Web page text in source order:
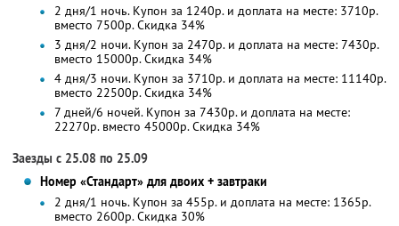
2 дня/1 ночь. Купон за 1240р. и доплата на месте: 3710р.
вместо 7500р.Скидка 34%
3 дня/2 ночи. Купон за 2470р. и доплата на месте: 7430р.
вместо 15000р. Скидка 34%
4 дня/3 ночи. Купон за 3710р. и доплата на месте: 11140р.
вместо 22500р. Скидка 34%
7 дней/6 ночей. Купон за 7430р. и доплата на месте:
22270р. вместо 45000р. Скидка 34%
Заезды с 25.08 по 25.09
Номер «Стандарт» для двоих + завтраки
2 дня/1 ночь. Купон за 455р. и доплата на месте: 1365р.
вместо 2600р.Скидка 30%